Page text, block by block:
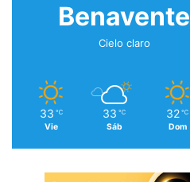
Benavente
Cielo claro
33 ℃
Vie
33 ℃
Sáb
32 ℃
Dom